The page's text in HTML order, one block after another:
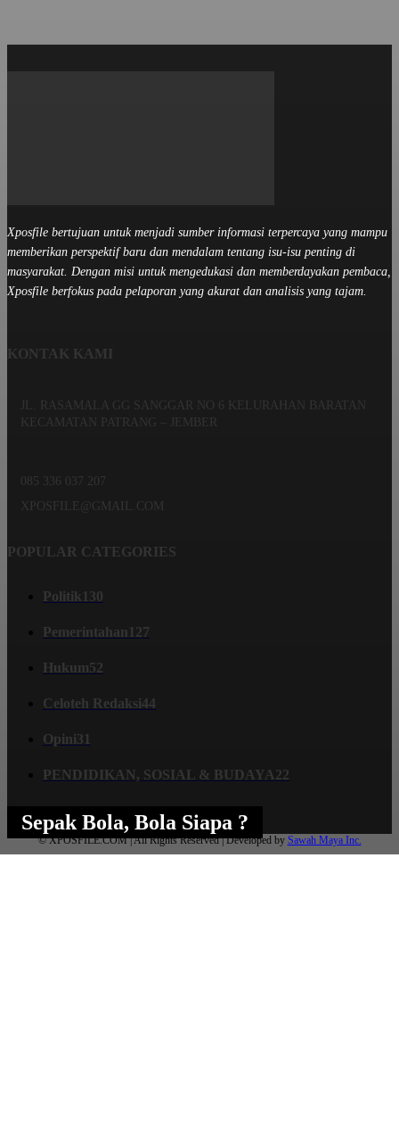
Sepak Bola, Bola Siapa ?
Xposfile bertujuan untuk menjadi sumber informasi terpercaya yang mampu
memberikan perspektif baru dan mendalam tentang isu-isu penting di
masyarakat. Dengan misi untuk mengedukasi dan memberdayakan pembaca,
Xposfile berfokus pada pelaporan yang akurat dan analisis yang tajam.
KONTAK KAMI
JL. RASAMALA GG SANGGAR NO 6 KELURAHAN BARATAN
KECAMATAN PATRANG – JEMBER
085 336 037 207
XPOSFILE@GMAIL.COM
POPULAR CATEGORIES
Politik 130
Pemerintahan 127
Hukum52
Celoteh Redaksi44
Opini31
PENDIDIKAN, SOSIAL & BUDAYA22
© XPOSFILE.COM | All Rights Reserved | Developed by Sawah Maya Inc.